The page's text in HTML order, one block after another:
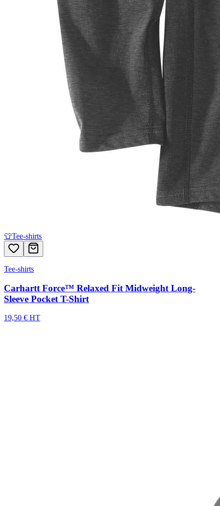
👕Tee-shirts
Tee-shirts
Carhartt Force™ Relaxed Fit Midweight Long-
Sleeve Pocket T-Shirt
19,50 € HT